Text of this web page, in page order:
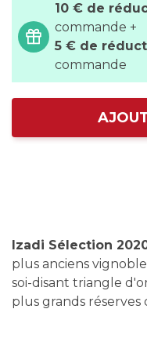
10 € de
commande +
5 € de
commande
Izadi Sélection
plus anciens
soi-disant triangle
plus grands réserves